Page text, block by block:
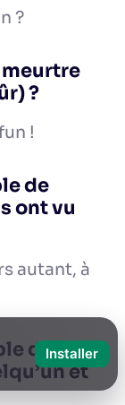
?
meurtre
?
!
de
ont vu
autant, à
de
et
Installer